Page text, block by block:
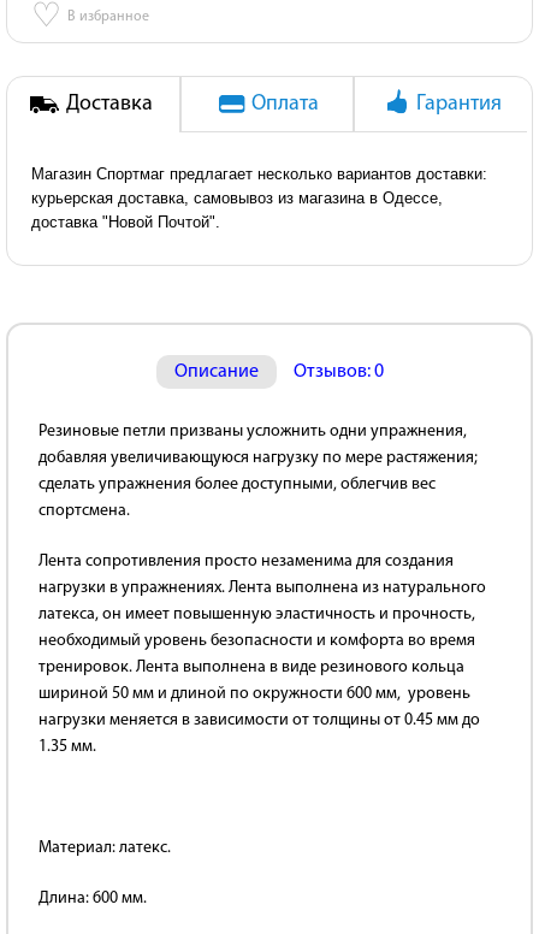
♡ В избранное
Доставка Оплата Гарантия
Магазин Спортмаг предлагает несколько вариантов доставки:
курьерская доставка, самовывоз из магазина в Одессе,
доставка "Новой Почтой".
Описание Отзывов: 0
Резиновые петли призваны усложнить одни упражнения,
добавляя увеличивающуюся нагрузку по мере растяжения;
сделать упражнения более доступными, облегчив вес
спортсмена.
Лента сопротивления просто незаменима для создания
нагрузки в упражнениях. Лента выполнена из натурального
латекса, он имеет повышенную эластичность и прочность,
необходимый уровень безопасности и комфорта во время
тренировок. Лента выполнена в виде резинового кольца
шириной 50 мм и длиной по окружности 600 мм, уровень
нагрузки меняется в зависимости от толщины от 0.45 мм до
1.35 мм.
Материал: латекс.
Длина: 600 мм.